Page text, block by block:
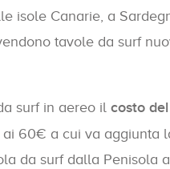
isole Canarie, a
tavole da surf
surf in aereo il costo
60€ a cui va aggiunta
da surf dalla Penisola